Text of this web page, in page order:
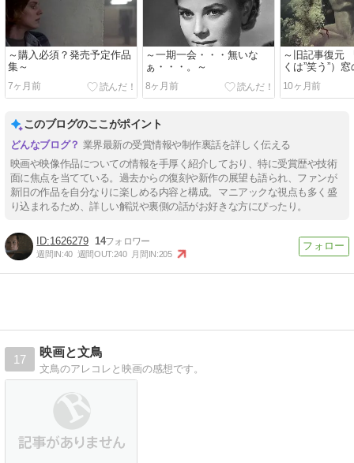
～購入必須？発売予定作品
集～
7ヶ月前
～一期一会・・・無いな
ぁ・・・。～
8ヶ月前
～旧記事復元
くは”笑う”）
仮＞』 → 日本
10ヶ月前
このブログのここがポイント
業界最新の受賞情報や制作裏話を詳しく伝える
映画や映像作品についての情報を手厚く紹介しており、特に受賞歴や技術
面に焦点を当てている。過去からの復刻や新作の展望も語られ、ファンが
新旧の作品を自分なりに楽しめる内容と構成。マニアックな視点も多く盛
り込まれるため、詳しい解説や裏側の話がお好きな方にぴったり。
1626279 14
週間IN:40 週間OUT:240 月間IN:205
17
映画と文鳥
文鳥のアレコレと映画の感想です。